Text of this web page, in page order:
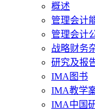
概述
管理会计
管理会计
战略财务
研究及报
IMA图书
IMA教学
IMA中国